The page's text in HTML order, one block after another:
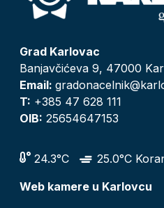
Grad Karlovac
Banjavčićeva 9, 47000
Email:
T: +385 47 628 111
OIB: 25654647153
24.3°C
25.0°C
Web kamere u Karlovcu